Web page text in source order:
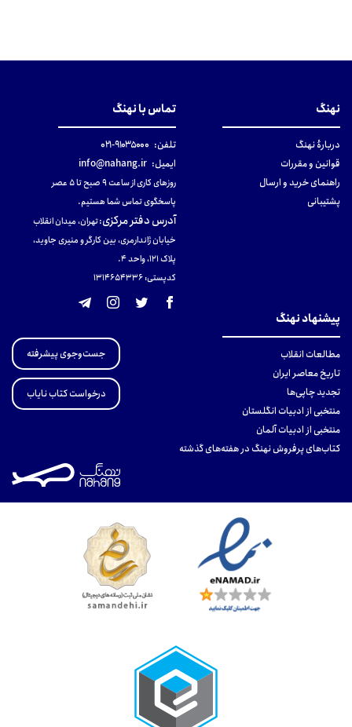
نهنگ
دربارهٔ نهنگ
قوانین و مقررات
راهنمای خرید و ارسال
پشتیبانی
تماس با نهنگ
تلفن: ۹۱۰۳۵۰۰۰-۰۲۱
ایمیل: info@nahang.ir
روزهای کاری از ساعت ۹ صبح تا ۵ عصر
پاسخگوی تماس شما هستیم.
آدرس دفتر مرکزی:تهران، میدان انقلاب
خیابان ژاندارمری، بین کارگر و منیری جاوید،
پلاک 121، واحد ۴.
کدپستی: 131465433۶
پیشنهاد نهنگ
مطالعات انقلاب
تاریخ معاصر ایران
تجدید چاپی‌ها
منتخبی از ادبیات انگلستان
منتخبی از ادبیات آلمان
کتاب‌های پرفروش نهنگ در هفته‌های گذشته
جست‌وجوی پیشرفته
درخواست کتاب نایاب